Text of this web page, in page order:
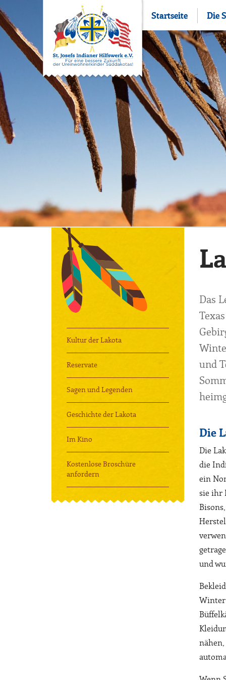
Startseite Die
Kultur der Lakota
Reservate
Sagen und Legenden
Geschichte der Lakota
Im Kino
Kostenlose Broschüre
anfordern
Das
und
Die
Die
die
ein
sie ihr
und
Winter
nähen,